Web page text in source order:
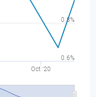
Oct '20
0.6%
0.8%